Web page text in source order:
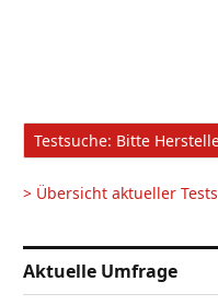
> Übersicht aktueller Tests
Aktuelle Umfrage